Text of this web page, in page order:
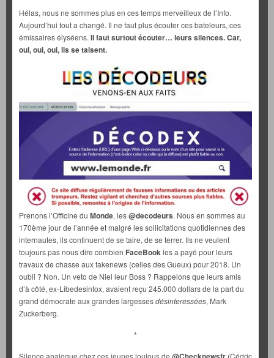
Hélas, nous ne sommes plus en ces temps merveilleux de l’Info.
Aujourd’hui tout a changé. Il ne faut plus écouter ces bateleurs, ces
émissaires élyséens. Il faut surtout écouter… leurs silences. Car,
oui, oui, oui, ils se taisent.
Prenons l’Officine du Monde, les@decodeurs. Nous en sommes au
170ème jour de l’année et malgré les sollicitations quotidiennes des
internautes, ils continuent de se taire, de se terrer. Ils ne veulent
toujours pas nous dire combien FaceBookles a payé pour leurs
travaux de chasse aux fakenews (celles des Gueux) pour 2018. Un
oubli ? Non. Un veto de Niel leur Boss ? Rappelons que leurs amis
d’à côté, ex-Libedesintox, avaient reçu 245.000 dollars de la part du
grand démocrate aux grandes largessesdésinteressées, Mark
Zuckerberg.
*
Silence analogue chez ces jeunes loulous de
(Cédric